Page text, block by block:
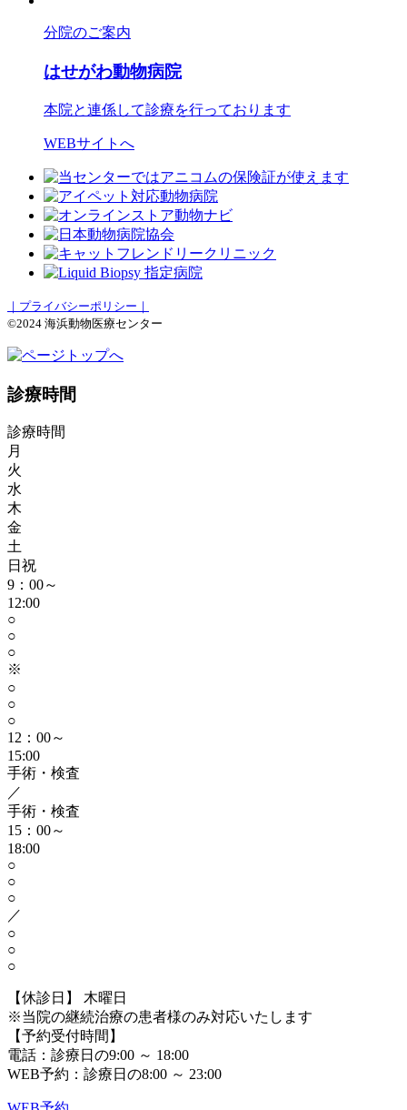
分院のご案内
はせがわ動物病院
本院と連係して診療を行っております
WEBサイトへ
｜プライバシーポリシー｜
©2024 海浜動物医療センター
診療時間
診療時間
月
火
水
木
金
土
日祝
9：00～
12:00
○
○
○
※
○
○
○
12：00～
15:00
手術・検査
／
手術・検査
15：00～
18:00
○
○
○
／
○
○
○
【休診日】 木曜日
※当院の継続治療の患者様のみ対応いたします
【予約受付時間】
電話：診療日の9:00 ～ 18:00
WEB予約：診療日の8:00 ～ 23:00